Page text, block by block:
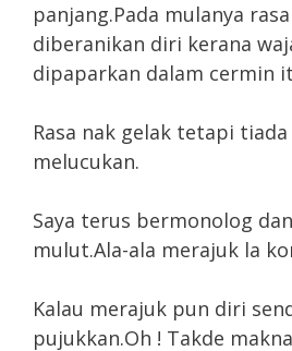
panjang.Pada mulanya
diberanikan diri kerana
dipaparkan dalam cermin
Rasa nak gelak tetapi
melucukan.
Saya terus bermonolog
mulut.Ala-ala merajuk la
Kalau merajuk pun diri
pujukkan.Oh ! Takde